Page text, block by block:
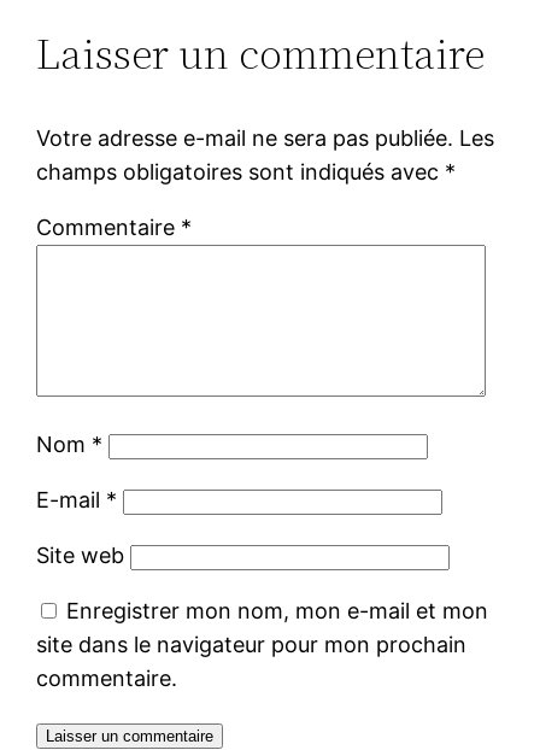
Laisser un commentaire
Votre adresse e-mail ne sera pas publiée. Les
champs obligatoires sont indiqués avec *
Commentaire *
Nom *
E-mail *
Site web
Enregistrer mon nom, mon e-mail et mon
site dans le navigateur pour mon prochain
commentaire.